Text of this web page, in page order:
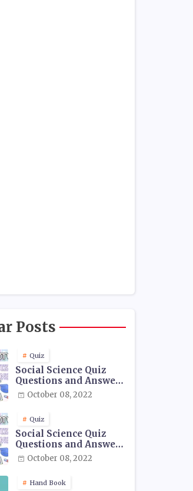
Posts
Quiz
Social Science Quiz
Questions and Answers
- 01October 08, 2022
Quiz
Social Science Quiz
Questions and Answers
- 02October 08, 2022
Hand Book